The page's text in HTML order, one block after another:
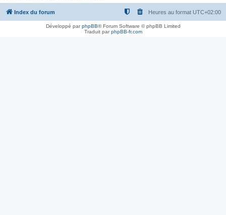
Index du forum Heures au format UTC+02:00
Développé parphpBB® Forum Software © phpBB Limited
Traduit parphpBB-fr.com